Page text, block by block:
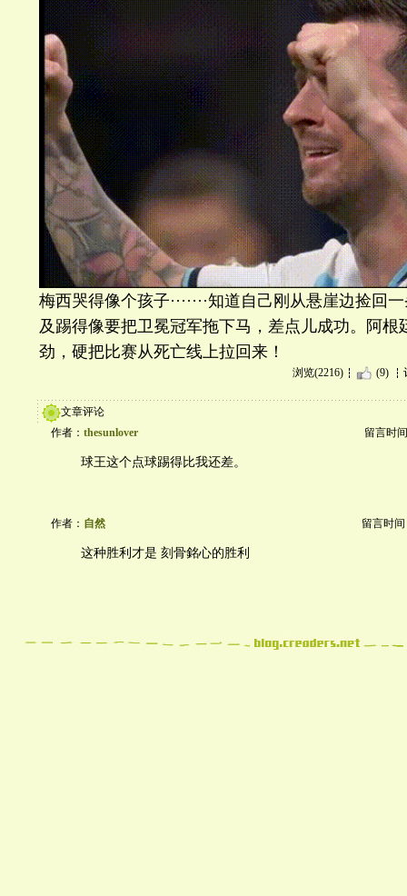
梅西哭得像个孩子·······知道自己刚从悬崖边捡回
及踢得像要把卫冕冠军拖下马，差点儿成功。阿根
劲，硬把比赛从死亡线上拉回来！
浏览(2216) (9)
文章评论
作者： thesunlover 留言时
球王这个点球踢得比我还差。
作者： 自然 留言时间
这种胜利才是 刻骨銘心的胜利